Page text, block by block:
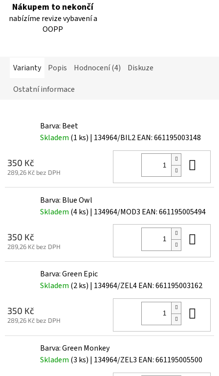
Nákupem to nekončí
nabízíme revize vybavení a
OOPP
Varianty Popis Hodnocení (4)
Diskuze
Ostatní informace
Barva: Beet
Skladem (1 ks) | 134964/BIL2EAN:661195003148
350 Kč
289,26 Kč bez DPH
Barva: Blue Owl
Skladem (4 ks) | 134964/MOD3 EAN:661195005494
350 Kč
289,26 Kč bez DPH
Barva: Green Epic
Skladem (2 ks) | 134964/ZEL4EAN:661195003162
350 Kč
289,26 Kč bez DPH
Barva: Green Monkey
Skladem (3 ks) | 134964/ZEL3 EAN:661195005500